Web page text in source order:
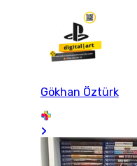
Gökhan Öztürk